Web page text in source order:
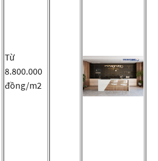
Từ
8.800.000
đồng/m2